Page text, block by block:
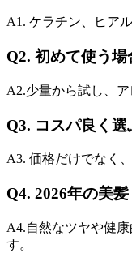
A1. ケラチン、ヒア
Q2. 初めて使う場
A2.少量から試し、
Q3. コスパ良く
A3. 価格だけでなく
Q4. 2026年の美
A4.自然なツヤや健
す。